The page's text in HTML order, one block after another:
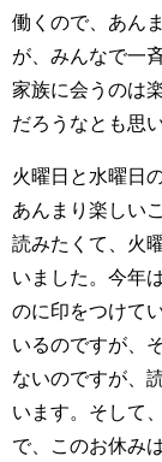
働くので、あん
が、みんなで一
家族に会うのは
だろうなとも思
火曜日と水曜日
あんまり楽しい
読みたくて、火
いました。今年
のに印をつけて
いるのですが、
ないのですが、
います。そして
で、このお休み